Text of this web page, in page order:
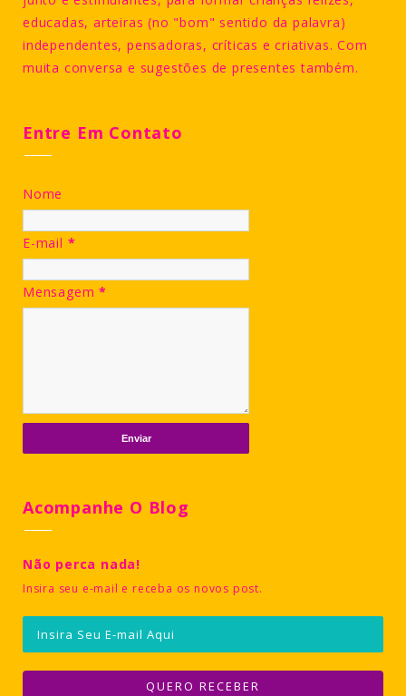
educadas, arteiras (no "bom" sentido da palavra)
independentes, pensadoras, críticas e criativas. Com
muita conversa e sugestões de presentes também.
Entre Em Contato
Nome
E-mail *
Mensagem*
Acompanhe O Blog
Não perca nada!
Insira seu e-mail e receba os novos post.